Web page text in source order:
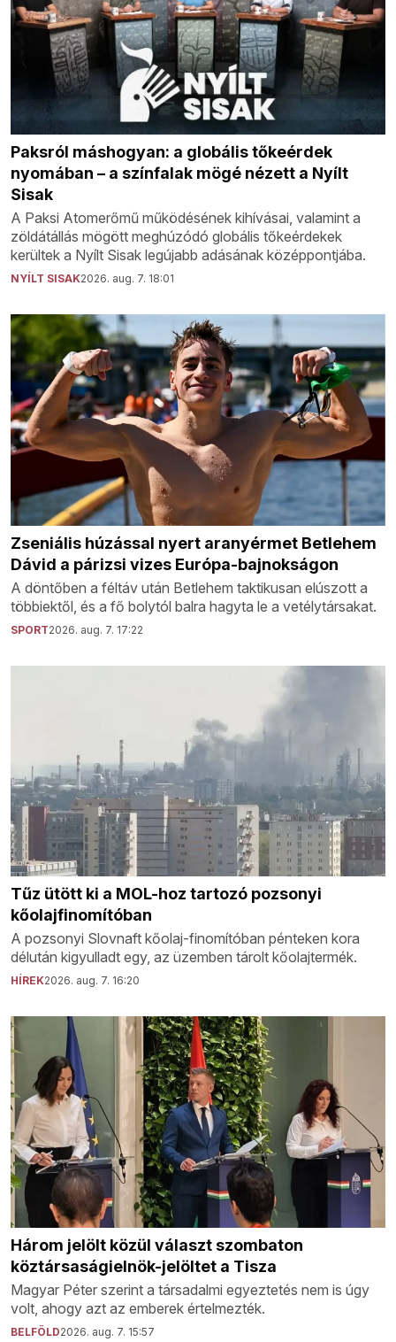
Paksról máshogyan: a globális tőkeérdek
nyomában – a színfalak mögé nézett a Nyílt
Sisak
A Paksi Atomerőmű működésének kihívásai, valamint a
zöldátállás mögött meghúzódó globális tőkeérdekek
kerültek a Nyílt Sisak legújabb adásának középpontjába.
NYÍLT SISAK2026. aug. 7. 18:01
Zseniális húzással nyert aranyérmet Betlehem
Dávid a párizsi vizes Európa-bajnokságon
A döntőben a féltáv után Betlehem taktikusan elúszott a
többiektől, és a fő bolytól balra hagyta le a vetélytársakat.
SPORT2026. aug. 7. 17:22
Tűz ütött ki a MOL-hoz tartozó pozsonyi
kőolajfinomítóban
A pozsonyi Slovnaft kőolaj-finomítóban pénteken kora
délután kigyulladt egy, az üzemben tárolt kőolajtermék.
HÍREK2026. aug. 7. 16:20
Három jelölt közül választ szombaton
köztársaságielnök-jelöltet a Tisza
Magyar Péter szerint a társadalmi egyeztetés nem is úgy
volt, ahogy azt az emberek értelmezték.
BELFÖLD2026. aug. 7. 15:57